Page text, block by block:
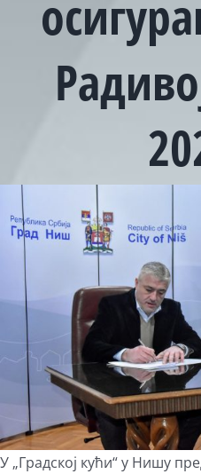
View
Larger
Image
У „Градској кући“ у Нишу